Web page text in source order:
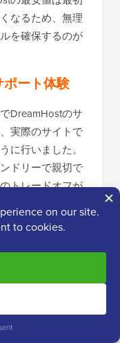
なるため、無理
を確保するのが
ート体験
DreamHostのサ
実際のサイトで
に行いました。
ドリーで親切で
トレードオフが